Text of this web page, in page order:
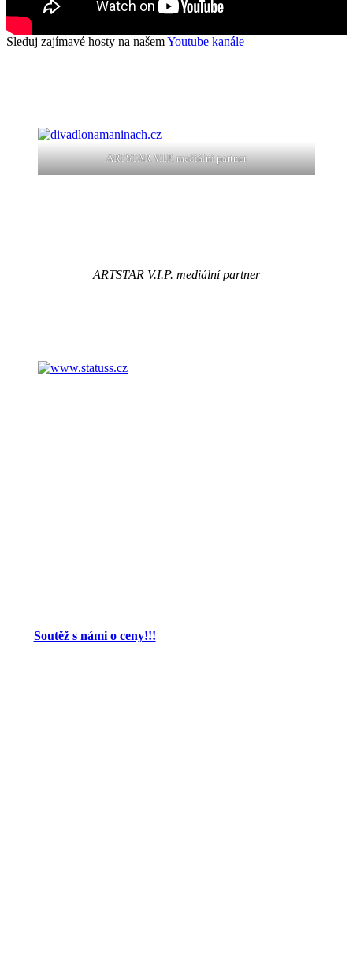
Sleduj zajímavé hosty na našemYoutube kanále
ARTSTAR V.I.P. mediální partner
ARTSTAR V.I.P. mediální partner
Soutěž s námi o ceny!!!